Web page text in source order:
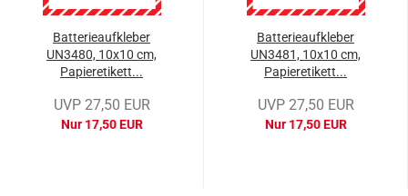
Batterieaufkleber
UN3480, 10x10 cm,
Papieretikett...
UVP 27,50 EUR
Nur 17,50 EUR
Batterieaufkleber
UN3481, 10x10 cm,
Papieretikett...
UVP 27,50 EUR
Nur 17,50 EUR